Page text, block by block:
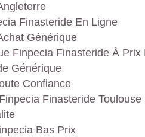
Finasteride En Ligne
Générique
Finpecia Finasteride À Prix
Générique
Confiance
Finasteride Toulouse
Bas Prix